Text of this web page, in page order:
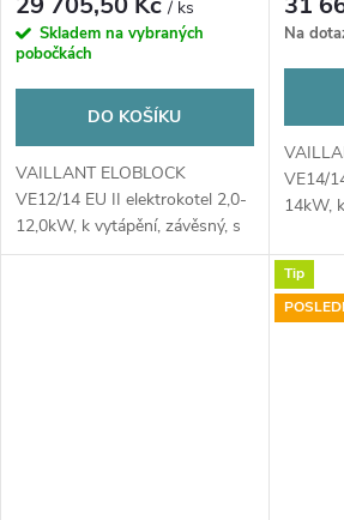
/ ks
Skladem na vybraných
pobočkách
DO KOŠÍKU
VAILLANT ELOBLOCK
VE12/14 EU II elektrokotel 2,0-
12,0kW, k vytápění, závěsný, s
eBus komunikačním...
Na
VE14/
14kW,
Tip